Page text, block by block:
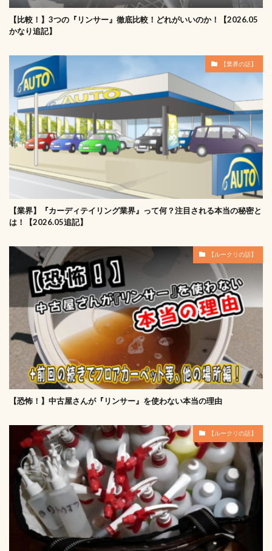
【比較！】3つの『リンサー』徹底比較！どれがいいのか！【2026.05
かなり追記】
【業界の話】
【業界】『カーディテイリング業界』って何？注目される本当の秘密と
は！【2026.05追記】
【ルークリの話】
【恐怖！】中古屋さんが『リンサー』を使わない本当の理由
【ルークリの話】